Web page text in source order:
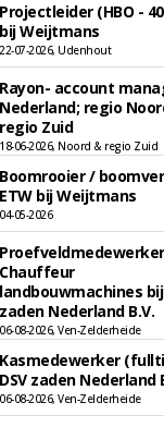
Projectleider (HBO -
bij Weijtmans
22-07-2026, Udenhout
Rayon- account
Nederland; regio
regio Zuid
18-06-2026, Noord & regio Zuid
Boomrooier /
ETW bij Weijtmans
04-05-2026
Chauffeur
landbouwmachines bij
zaden Nederland B.V.
06-08-2026, Ven-Zelderheide
Kasmedewerker
DSV zaden Nederland
06-08-2026, Ven-Zelderheide